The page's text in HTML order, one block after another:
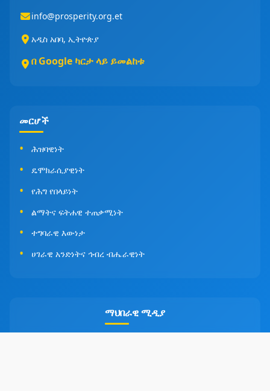
info@prosperity.org.et
አዲስ አበባ, ኢትዮጵያ
በ Google ካርታ ላይ ይመልከቱ
መርሆች
ሕዝባዊነት
ዴሞክራሲያዊነት
የሕግ የበላይነት
ልማትና ፍትሐዊ ተጠቃሚነት
ተግባራዊ እውነታ
ሀገራዊ አንድነትና ኅብረ ብሔራዊነት
ማህበራዊ ሚዲያ